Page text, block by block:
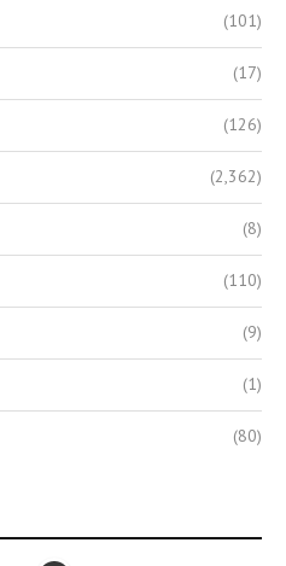
(101)
(17)
(126)
(2,362)
(8)
(110)
(9)
(1)
(80)